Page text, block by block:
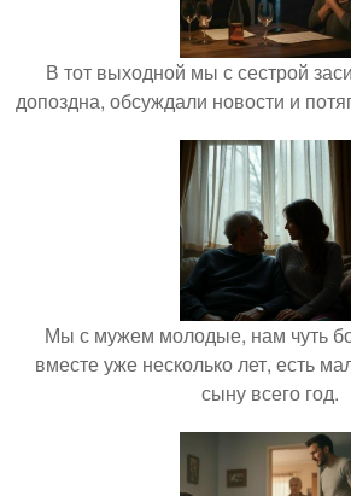
В тот выходной мы с сестрой
допоздна, обсуждали новости и
Мы с мужем молодые, нам чуть
вместе уже несколько лет, есть
сыну всего год.